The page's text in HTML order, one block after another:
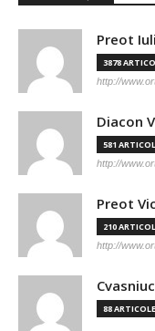
Preot
3878
http://
Diacon
581
http://
Preot
210
http://
88 ARTICOLE